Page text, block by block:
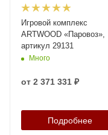
Игровой комплекс
ARTWOOD «Паровоз»,
артикул 29131
Много
от 2 371 331 ₽
Подробнее